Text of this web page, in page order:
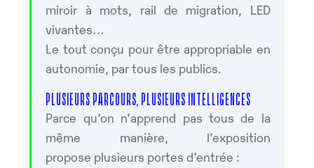
miroir à mots, rail de migration, LED
vivantes…
Le tout conçu pour être appropriable en
autonomie, par tous les publics.
PLUSIEURS PARCOURS, PLUSIEURS INTELLIGENCES
Parce qu’on n’apprend pas tous de la
même manière, l’exposition
propose plusieurs portes d’entrée :